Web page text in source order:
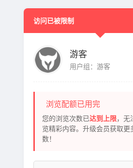
访问已被限制
游客
用户组：游客
浏览配额已用完
您的浏览次数已达到上限，无
览精彩内容。升级会员获取更
数！